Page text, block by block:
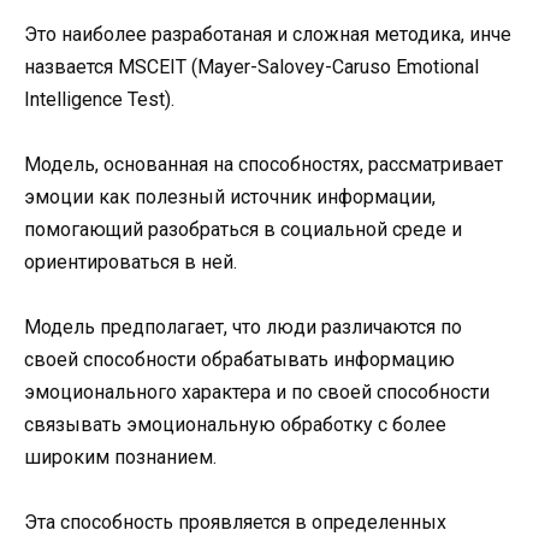
Это наиболее разработаная и сложная методика, инче
назвается MSCEIT (Mayer-Salovey-Caruso Emotional
Intelligence Test).
Модель, основанная на способностях, рассматривает
эмоции как полезный источник информации,
помогающий разобраться в социальной среде и
ориентироваться в ней.
Модель предполагает, что люди различаются по
своей способности обрабатывать информацию
эмоционального характера и по своей способности
связывать эмоциональную обработку с более
широким познанием.
Эта способность проявляется в определенных